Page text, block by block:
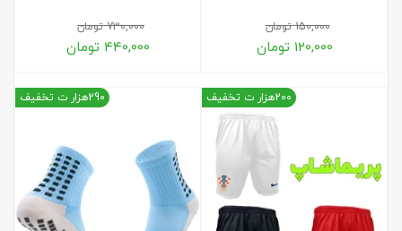
150,000تومان
120,000 تومان
730,000تومان
440,000 تومان
200هزار ت تخفیف 290هزار ت تخفیف